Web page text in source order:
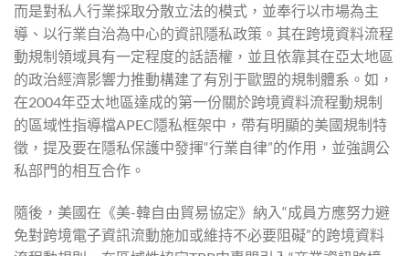
而是對私人行業採取分散立法的模式，並奉行以市場為主
導、以行業自治為中心的資訊隱私政策。其在跨境資料流程
動規制領域具有一定程度的話語權，並且依靠其在亞太地區
的政治經濟影響力推動構建了有別于歐盟的規制體系。如，
在2004年亞太地區達成的第一份關於跨境資料流程動規制
的區域性指導檔APEC隱私框架中，帶有明顯的美國規制特
徵，提及要在隱私保護中發揮“行業自律”的作用，並強調公
私部門的相互合作。
隨後，美國在《美-韓自由貿易協定》納入“成員方應努力避
免對跨境電子資訊流動施加或維持不必要阻礙”的跨境資料